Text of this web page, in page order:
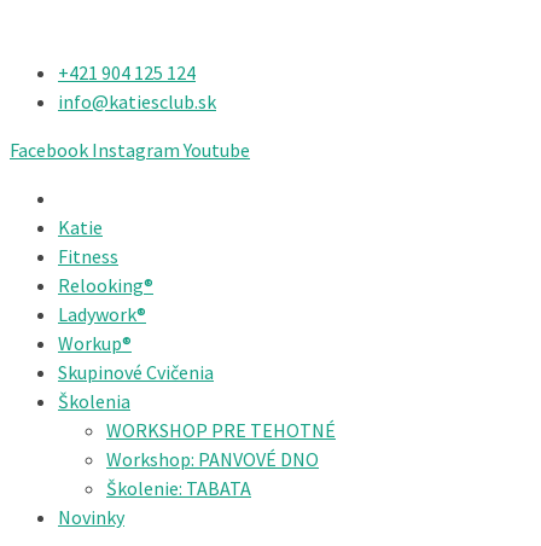
+421 904 125 124​
info@katiesclub.sk
Facebook Instagram Youtube
Katie
Fitness
Relooking®
Ladywork®
Workup®
Skupinové Cvičenia
Školenia
WORKSHOP PRE TEHOTNÉ
Workshop: PANVOVÉ DNO
Školenie: TABATA
Novinky